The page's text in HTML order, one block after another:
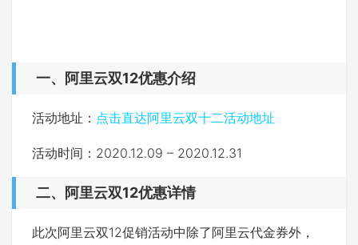
一、阿里云双12优惠介绍
活动地址： 点击直达阿里云双十二活动地址
活动时间：2020.12.09 – 2020.12.31
二、阿里云双12优惠详情
此次阿里云双12促销活动中除了阿里云代金券外，